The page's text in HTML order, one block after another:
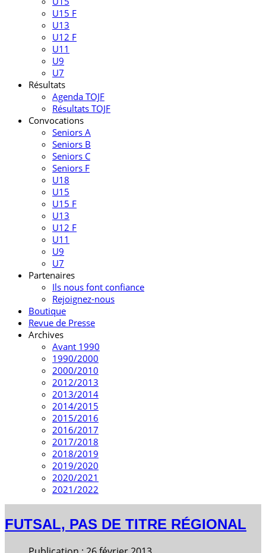
U15 F
U13
U12 F
U11
U9
U7
Résultats
Agenda TOJF
Résultats TOJF
Convocations
Seniors A
Seniors B
Seniors C
Seniors F
U18
U15
U15 F
U13
U12 F
U11
U9
U7
Partenaires
Ils nous font confiance
Rejoignez-nous
Boutique
Revue de Presse
Archives
Avant 1990
1990/2000
2000/2010
2012/2013
2013/2014
2014/2015
2015/2016
2016/2017
2017/2018
2018/2019
2019/2020
2020/2021
2021/2022
FUTSAL, PAS DE TITRE RÉGIONAL